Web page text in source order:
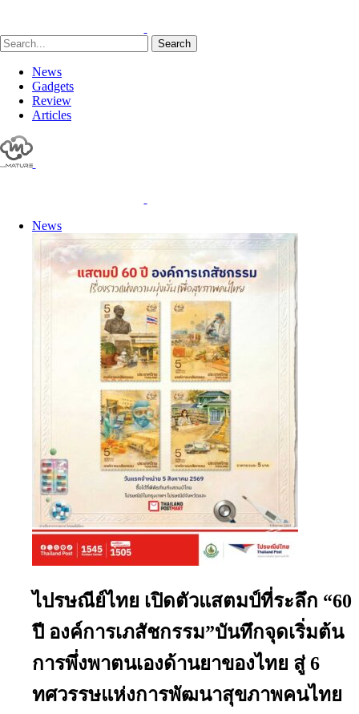
Search
News
Gadgets
Review
Articles
News
ไปรษณีย์ไทย เปิดตัวแสตมป์ที่ระลึก “60
ปี องค์การเภสัชกรรม”บันทึกจุดเริ่มต้น
การพึ่งพาตนเองด้านยาของไทย สู่ 6
ทศวรรษแห่งการพัฒนาสุขภาพคนไทย